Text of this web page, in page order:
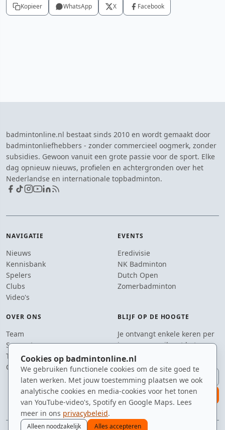
Cookies op badmintonline.nl
We gebruiken functionele cookies om de site goed te
laten werken. Met jouw toestemming plaatsen we ook
analytische cookies en media-cookies voor het tonen
van YouTube-video's, Spotify en Google Maps. Lees
meer in ons privacybeleid.
Alleen noodzakelijk Alles accepteren
Kopieer WhatsApp X Facebook
badmintonline.nl bestaat sinds 2010 en wordt gemaakt door
badmintonliefhebbers - zonder commercieel oogmerk, zonder
subsidies. Gewoon vanuit een grote passie voor de sport. Elke
dag opnieuw nieuws, profielen en achtergronden over het
Nederlandse en internationale topbadminton.
NAVIGATIE
Nieuws
Kennisbank
Spelers
Clubs
Video's
EVENTS
Eredivisie
NK Badminton
Dutch Open
Zomerbadminton
OVER ONS
Team
Supporters
Tip de redactie
Contact
BLIJF OP DE HOOGTE
Je ontvangt enkele keren per
jaar een e-mail met het
laatste badmintonnieuws.
E-mailadres
aanmelden